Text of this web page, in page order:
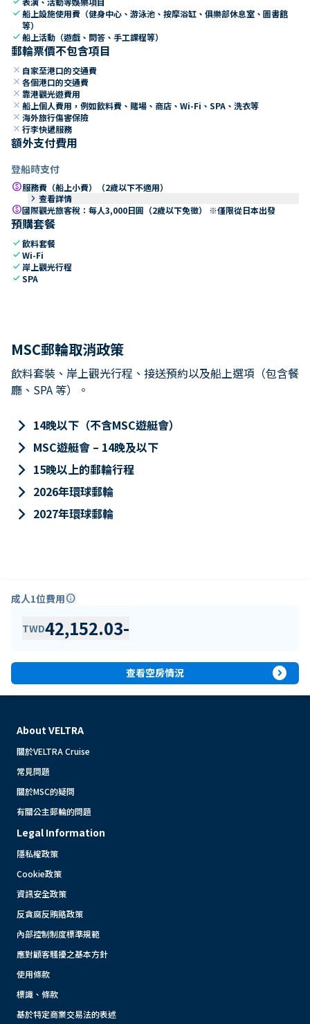
check船上設施使用費（健身中心、游泳池、按摩浴缸、俱樂部休息室、圖書館
等）
check船上活動（遊戲、問答、手工課程等）
郵輪票價不包含項目
close 自家至港口的交通費
close 各個港口的交通費
close 靠港觀光遊費用
close 船上個人費用，例如飲料費、賭場、商店、Wi-Fi、SPA、洗衣等
close 海外旅行傷害保險
close 行李快遞服務
額外支付費用
登船時支付
paid服務費（船上小費）（2歲以下不適用）
keyboard_arrow_right 查看詳情
paid國際觀光旅客稅：每人3,000日圓（2歲以下免徵） ※僅限從日本出發
預購套餐
check飲料套餐
checkWi-Fi
check 岸上觀光行程
checkSPA
MSC郵輪取消政策
飲料套裝、岸上觀光行程、接送預約以及船上選項（包含餐
廳、SPA 等）。
keyboard_arrow_right 14晚以下（不含MSC遊艇會）
keyboard_arrow_right MSC遊艇會 – 14晚及以下
keyboard_arrow_right 15晚以上的郵輪行程
keyboard_arrow_right 2026年環球郵輪
keyboard_arrow_right 2027年環球郵輪
成人1位費用info
TWD42,152.03-
查看空房情況 expand_circle_right
About VELTRA
關於VELTRA Cruise
常見問題
關於MSC的疑問
有關公主郵輪的問題
Legal Information
隱私權政策
Cookie政策
資訊安全政策
反貪腐反賄賂政策
內部控制制度標準規範
應對顧客騷擾之基本方針
使用條款
標識、條款
基於特定商業交易法的表述